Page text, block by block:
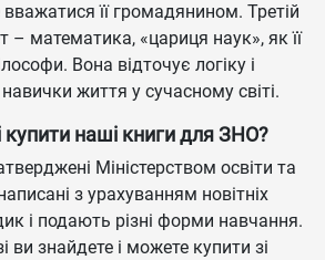
її громадянином. Третій
математика, «цариця наук», як її
Вона відточує логіку і
життя у сучасному світі.
купити наші книги для ЗНО?
Міністерством освіти та
з урахуванням новітніх
і подають різні форми навчання.
знайдете і можете купити зі